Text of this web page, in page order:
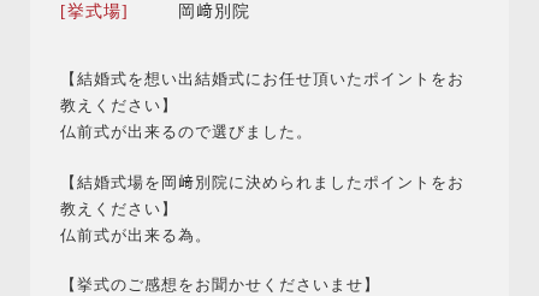
[挙式場] 岡﨑別院
【結婚式を想い出結婚式にお任せ頂いたポイントをお
教えください】
仏前式が出来るので選びました。
【結婚式場を岡﨑別院に決められましたポイントをお
教えください】
仏前式が出来る為。
【挙式のご感想をお聞かせくださいませ】